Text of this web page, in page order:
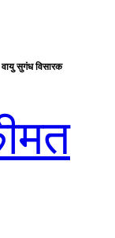
वायु सुगंध विसारक